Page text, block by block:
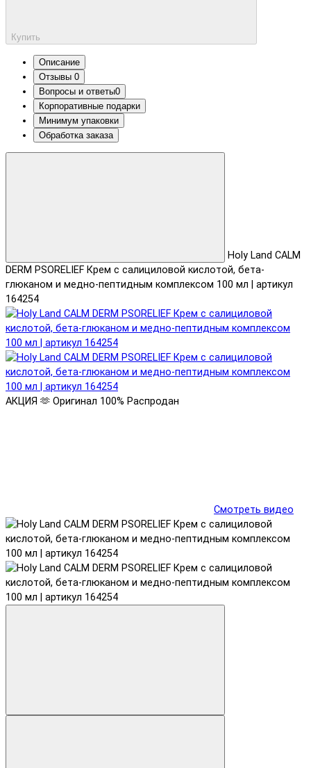
Купить
Описание
Отзывы 0
Вопросы и ответы0
Корпоративные подарки
Минимум упаковки
Обработка заказа
Holy Land CALM
DERM PSORELIEF Крем с салициловой кислотой, бета-
глюканом и медно-пептидным комплексом 100 мл | артикул
164254
АКЦИЯ 🫶 Оригинал 100% Распродан
Смотреть видео